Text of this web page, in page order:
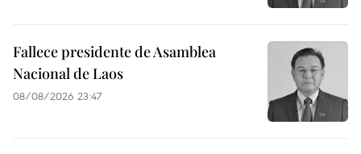
Fallece presidente de Asamblea
Nacional de Laos
08/08/2026 23:47